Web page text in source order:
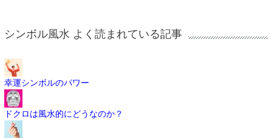
シンボル風水 よく読まれている記事
幸運シンボルのパワー
ドクロは風水的にどうなのか？